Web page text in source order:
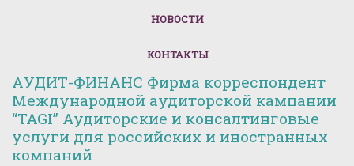
НОВОСТИ
КОНТАКТЫ
АУДИТ-ФИНАНС Фирма корреспондент
Международной аудиторской кампании
“TAGI” Аудиторские и консалтинговые
услуги для российских и иностранных
компаний